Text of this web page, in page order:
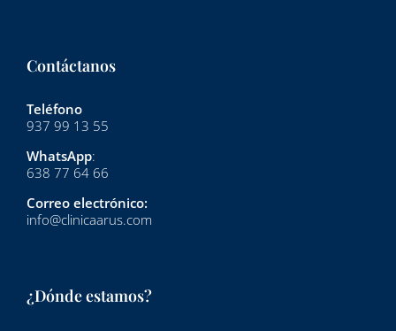
Contáctanos
Teléfono
937 99 13 55
WhatsApp:
638 77 64 66
Correo electrónico:
info@clinicaarus.com
¿Dónde estamos?